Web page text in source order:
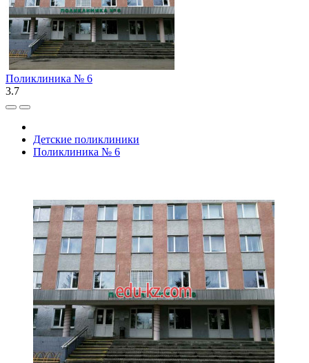
Поликлиника № 6
3.7
Детские поликлиники
Поликлиника № 6